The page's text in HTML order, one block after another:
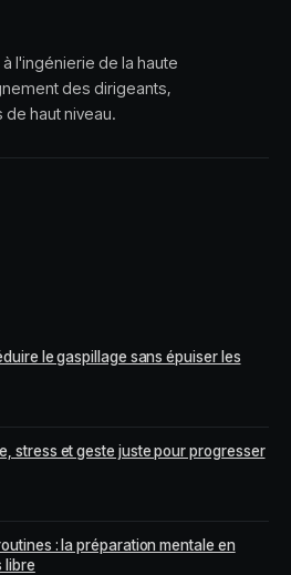
l'ingénierie de la haute
des dirigeants,
haut niveau.
le gaspillage sans épuiser les
stress et geste juste pour progresser
: la préparation mentale en
libre